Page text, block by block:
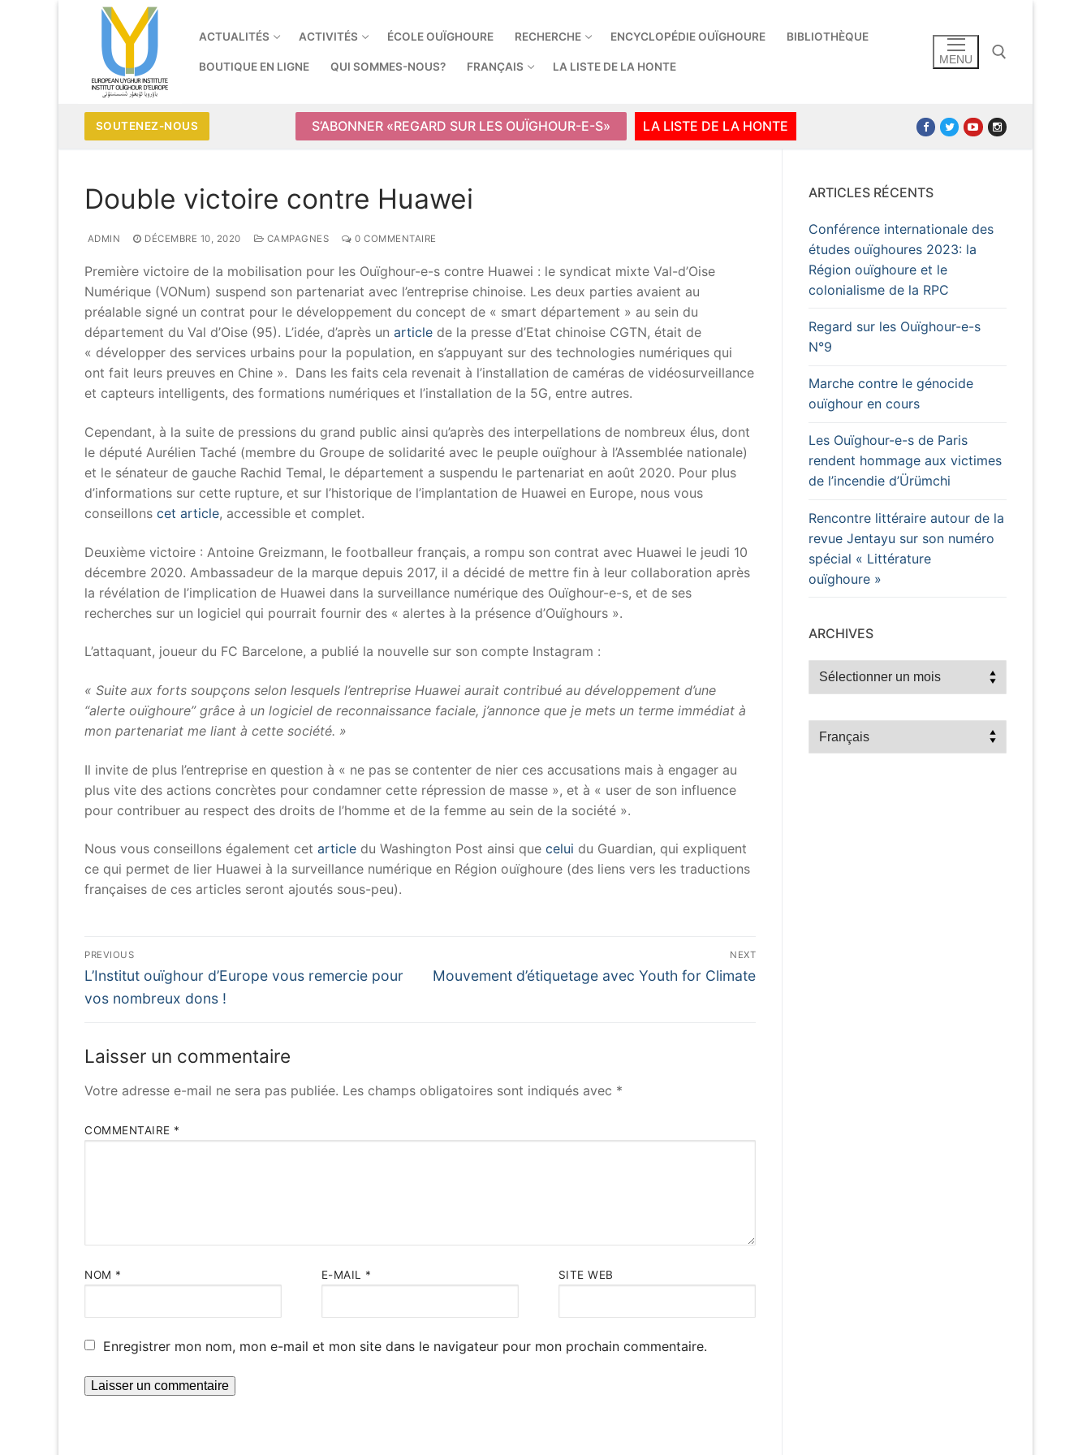
contenu
ACTUALITÉS ACTIVITÉS ÉCOLE OUÏGHOURE RECHERCHE ENCYCLOPÉDIE OUÏGHOURE BIBLIOTHÈQUE
BOUTIQUE EN LIGNE QUI SOMMES-NOUS? FRANÇAIS LA LISTE DE LA HONTE
MENU
SOUTENEZ-NOUS S’ABONNER «REGARD SUR LES OUÏGHOUR-E-S» LA LISTE DE LA HONTE
Double victoire contre Huawei
ADMIN DÉCEMBRE 10, 2020 CAMPAGNES 0 COMMENTAIRE
Première victoire de la mobilisation pour les Ouïghour-e-s contre Huawei : le syndicat mixte Val-d’Oise
Numérique (VONum) suspend son partenariat avec l’entreprise chinoise. Les deux parties avaient au
préalable signé un contrat pour le développement du concept de « smart département » au sein du
département du Val d’Oise (95). L’idée, d’après un article de la presse d’Etat chinoise CGTN, était de
« développer des services urbains pour la population, en s’appuyant sur des technologies numériques qui
ont fait leurs preuves en Chine ». Dans les faits cela revenait à l’installation de caméras de vidéosurveillance
et capteurs intelligents, des formations numériques et l’installation de la 5G, entre autres.
Cependant, à la suite de pressions du grand public ainsi qu’après des interpellations de nombreux élus, dont
le député Aurélien Taché (membre du Groupe de solidarité avec le peuple ouïghour à l’Assemblée nationale)
et le sénateur de gauche Rachid Temal, le département a suspendu le partenariat en août 2020. Pour plus
d’informations sur cette rupture, et sur l’historique de l’implantation de Huawei en Europe, nous vous
conseillons cet article, accessible et complet.
Deuxième victoire : Antoine Greizmann, le footballeur français, a rompu son contrat avec Huawei le jeudi 10
décembre 2020. Ambassadeur de la marque depuis 2017, il a décidé de mettre fin à leur collaboration après
la révélation de l’implication de Huawei dans la surveillance numérique des Ouïghour-e-s, et de ses
recherches sur un logiciel qui pourrait fournir des « alertes à la présence d’Ouïghours ».
L’attaquant, joueur du FC Barcelone, a publié la nouvelle sur son compte Instagram :
« Suite aux forts soupçons selon lesquels l’entreprise Huawei aurait contribué au développement d’une
“alerte ouïghoure” grâce à un logiciel de reconnaissance faciale, j’annonce que je mets un terme immédiat à
mon partenariat me liant à cette société. »
Il invite de plus l’entreprise en question à « ne pas se contenter de nier ces accusations mais à engager au
plus vite des actions concrètes pour condamner cette répression de masse », et à « user de son influence
pour contribuer au respect des droits de l’homme et de la femme au sein de la société ».
Nous vous conseillons également cet article du Washington Post ainsi que celui du Guardian, qui expliquent
ce qui permet de lier Huawei à la surveillance numérique en Région ouïghoure (des liens vers les traductions
françaises de ces articles seront ajoutés sous-peu).
Navigation
de
PREVIOUS
Previous
post:
L’Institut ouïghour d’Europe vous remercie pour
vos nombreux dons !
NEXT
Next
Mouvement d’étiquetage avec Youth for Climate
Laisser un commentaire
Votre adresse e-mail ne sera pas publiée. Les champs obligatoires sont indiqués avec *
COMMENTAIRE *
NOM * E-MAIL * SITE WEB
Enregistrer mon nom, mon e-mail et mon site dans le navigateur pour mon prochain commentaire.
ARTICLES RÉCENTS
Conférence internationale des
études ouïghoures 2023: la
Région ouïghoure et le
colonialisme de la RPC
Regard sur les Ouïghour-e-s
N°9
Marche contre le génocide
ouïghour en cours
Les Ouïghour-e-s de Paris
rendent hommage aux victimes
de l’incendie d’Ürümchi
Rencontre littéraire autour de la
revue Jentayu sur son numéro
spécial « Littérature
ouïghoure »
ARCHIVES
Archives
Choisir